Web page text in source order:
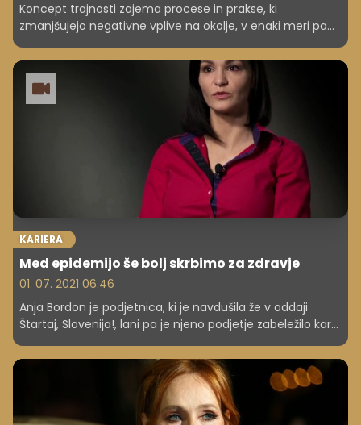
Koncept trajnosti zajema procese in prakse, ki
zmanjšujejo negativne vplive na okolje, v enaki meri pa
zajema tudi odgovoren gospodarski razvoj in širšo
socialno pravičnost. Aktivno in pozitivno se odraža v
podjetništvu, ki vedno bolj preudarno koristi naravne,
človeške in tehnološke vire. Vprašanje, ali kot podjetje
razmišljati o vpeljavi trajnostih procesov, pravzaprav ni
več stvar debate. Velja nasprotno. Reševanje izzivov, ki
nastajajo pod vplivom podnebnih sprememb,
pomembnost zmanjševanja onesnaženosti zraka, vode
in tal, zmanjšano izkoriščanje delovne sile in povečevanje
lokalne vključenosti ter družbene enakosti se je prelevilo
ustvarjanje dodane vrednosti – tako lokalih kot globalnih
podjetij.
KARIERA
Med epidemijo še bolj skrbimo za zdravje
01. 07. 2021 06.46
Anja Bordon je podjetnica, ki je navdušila že v oddaji
Štartaj, Slovenija!, lani pa je njeno podjetje zabeležilo kar